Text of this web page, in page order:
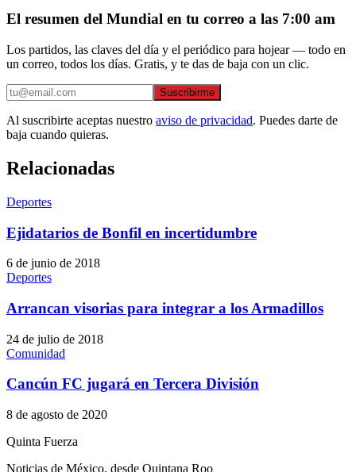
El resumen del Mundial en tu correo a las 7:00 am
Los partidos, las claves del día y el periódico para hojear — todo en
un correo, todos los días. Gratis, y te das de baja con un clic.
Suscribirme
Al suscribirte aceptas nuestro aviso de privacidad. Puedes darte de
baja cuando quieras.
Relacionadas
Deportes
Ejidatarios de Bonfil en incertidumbre
6 de junio de 2018
Deportes
Arrancan visorias para integrar a los Armadillos
24 de julio de 2018
Comunidad
Cancún FC jugará en Tercera División
8 de agosto de 2020
Quinta Fuerza
Noticias de México, desde Quintana Roo